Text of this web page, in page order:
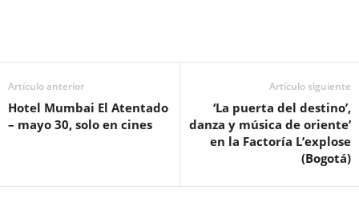
Artículo anterior
Hotel Mumbai El Atentado
– mayo 30, solo en cines
Artículo siguiente
‘La puerta del destino’,
danza y música de oriente’
en la Factoría L’explose
(Bogotá)